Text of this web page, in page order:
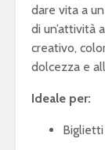
dare vita a
di un’attività
creativo,
dolcezza e
Ideale per: